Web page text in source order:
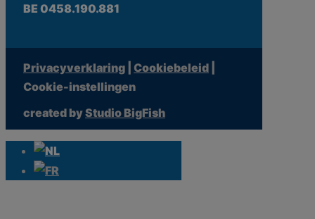
BE 0458.190.881
Privacyverklaring Cookiebeleid
Cookie-instellingen
created byStudio BigFish